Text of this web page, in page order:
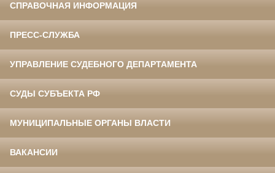
СПРАВОЧНАЯ ИНФОРМАЦИЯ
ПРЕСС-СЛУЖБА
УПРАВЛЕНИЕ СУДЕБНОГО ДЕПАРТАМЕНТА
СУДЫ СУБЪЕКТА РФ
МУНИЦИПАЛЬНЫЕ ОРГАНЫ ВЛАСТИ
ВАКАНСИИ